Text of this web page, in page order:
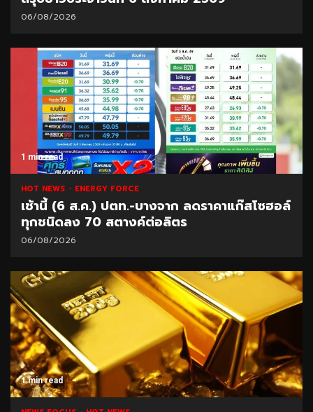
06/08/2026
1 min read
HOT NEWS ENERGY FORCE
เช้านี้ (6 ส.ค.) ปตท.-บางจาก ลดราคาแก๊สโซฮอล์
ทุกชนิดลง 70 สตางค์ต่อลิตร
06/08/2026
1 min read